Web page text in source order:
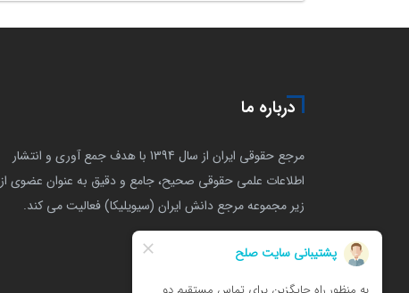
درباره ما
مرجع حقوقی ایران از سال 1394 با هدف جمع آوری و انتشار
اطلاعات علمی حقوقی صحیح، جامع و دقیق به عنوان عضوی از
زیر مجموعه مرجع دانش ایران (سیویلیکا) فعالیت می کند.